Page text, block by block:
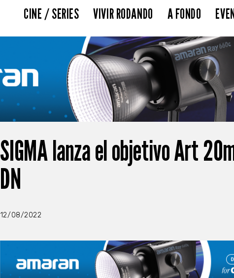
CINE / SERIES VIVIR RODANDO A FONDO
SIGMA lanza el objetivo Art
DN
12/08/2022